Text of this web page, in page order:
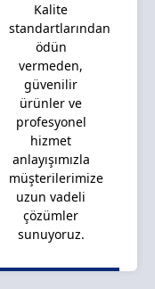
Kalite
standartlarından
ödün
vermeden,
güvenilir
ürünler ve
profesyonel
hizmet
anlayışımızla
müşterilerimize
uzun vadeli
çözümler
sunuyoruz.